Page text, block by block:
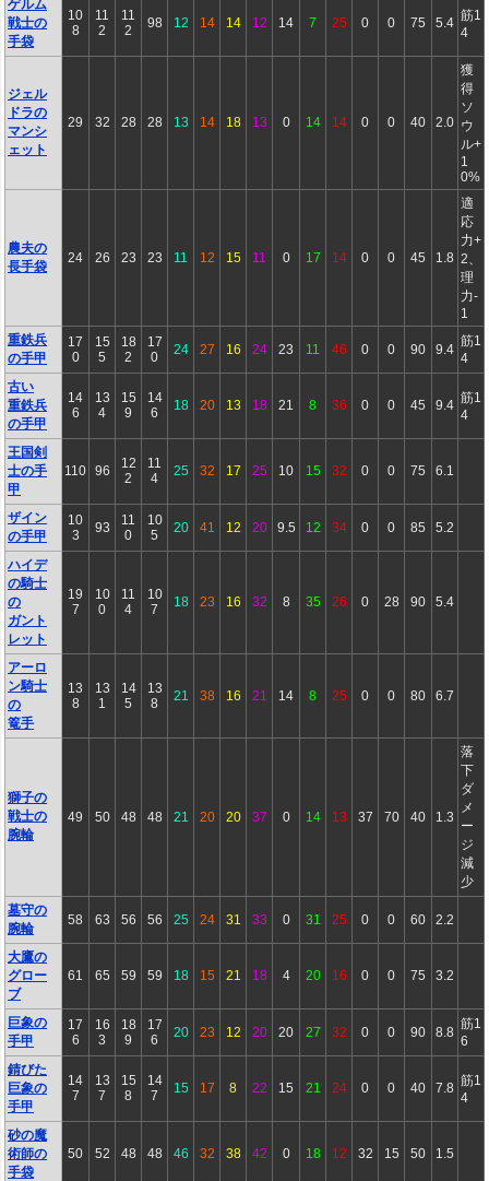
ゲルム
戦士の
手袋
10
8
11
2
11
2
98 12 14 14 12 14 7 25 0 0 75 5.4 筋1
4
ジェル
ドラの
マンシ
ェット
29 32 28 28 13 14 18 13 0 14 14 0 0 40 2.0
獲
得
ソ
ウ
ル+
1
0%
農夫の
長手袋
24 26 23 23 11 12 15 11 0 17 14 0 0 45 1.8
適
応
力+
2、
理
力-
1
重鉄兵
の手甲
17
0
15
5
18
2
17
0
24 27 16 24 23 11 46 0 0 90 9.4
筋1
4
古い
重鉄兵
の手甲
14
6
13
4
15
9
14
6
18 20 13 18 21 8 36 0 0 45 9.4 筋1
4
王国剣
士の手
甲
110 96
12
2
11
4
25 32 17 25 10 15 32 0 0 75 6.1
ザイン
の手甲
10
3
93
11
0
10
5
20 41 12 20 9.5 12 34 0 0 85 5.2
ハイデ
の騎士
の
ガント
レット
19
7
10
0
11
4
10
7
18 23 16 32 8 35 26 0 28 90 5.4
アーロ
ン騎士
の
篭手
13
8
13
1
14
5
13
8
21 38 16 21 14 8 25 0 0 80 6.7
獅子の
戦士の
腕輪
49 50 48 48 21 20 20 37 0 14 13 37 70 40 1.3
落
下
ダ
メ
ー
ジ
減
少
墓守の
腕輪
58 63 56 56 25 24 31 33 0 31 25 0 0 60 2.2
大鷹の
グロー
ブ
61 65 59 59 18 15 21 18 4 20 16 0 0 75 3.2
巨象の
手甲
17
6
16
3
18
9
17
6
20 23 12 20 20 27 32 0 0 90 8.8
筋1
6
錆びた
巨象の
手甲
14
7
13
7
15
8
14
7
15 17 8 22 15 21 24 0 0 40 7.8 筋1
4
砂の魔
術師の
手袋
50 52 48 48 46 32 38 42 0 18 12 32 15 50 1.5